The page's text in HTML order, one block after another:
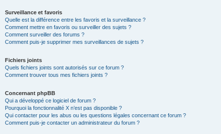
Surveillance et favoris
Quelle est la différence entre les favoris et la surveillance ?
Comment mettre en favoris ou surveiller des sujets ?
Comment surveiller des forums ?
Comment puis-je supprimer mes surveillances de sujets ?
Fichiers joints
Quels fichiers joints sont autorisés sur ce forum ?
Comment trouver tous mes fichiers joints ?
Concernant phpBB
Qui a développé ce logiciel de forum ?
Pourquoi la fonctionnalité X n’est pas disponible ?
Qui contacter pour les abus ou les questions légales concernant ce forum ?
Comment puis-je contacter un administrateur du forum ?